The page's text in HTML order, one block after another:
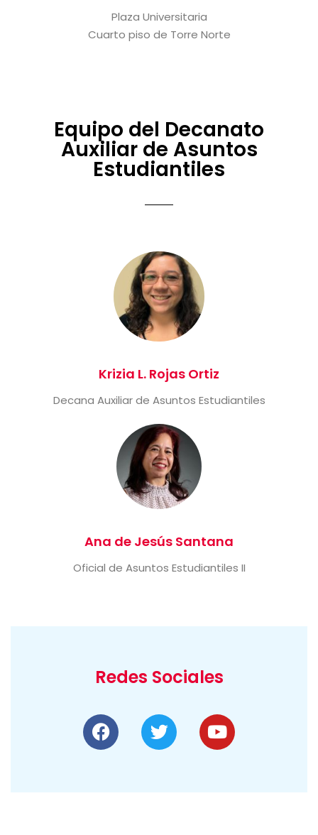
Plaza Universitaria
Cuarto piso de Torre Norte
Equipo del Decanato
Auxiliar de Asuntos
Estudiantiles
Krizia L. Rojas Ortiz
Decana Auxiliar de Asuntos Estudiantiles
Ana de Jesús Santana
Oficial de Asuntos Estudiantiles II
Redes Sociales